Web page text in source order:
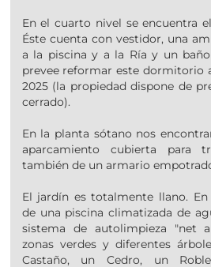
En el cuarto nivel se encuentra
Éste cuenta con vestidor, una
a la piscina y a la Ría y un
prevee reformar este dormitorio
2025 (la propiedad dispone de
cerrado).
En la planta sótano nos
aparcamiento cubierta para
también de un armario
El jardín es totalmente llano.
de una piscina climatizada de
sistema de autolimpieza "net
zonas verdes y diferentes
Castaño, un Cedro, un